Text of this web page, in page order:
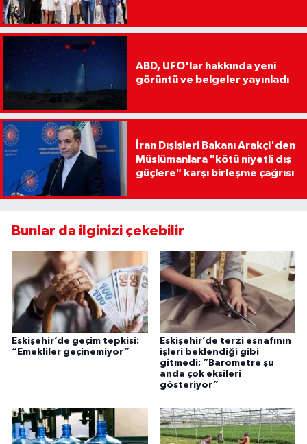
ABD, UFO'lar hakkında yeni
görüntü ve belgeler yayınladı
İran Dışişleri Bakanı Arakçi'den
Müslümanlara "kötü niyetli dış
güçlere" karşı birleşme çağrısı
Bunlar da ilginizi çekebilir
Eskişehir’de geçim tepkisi:
“Emekliler geçinemiyor”
Eskişehir’de terzi esnafının
işleri beklendiği gibi
gitmedi: “Barometre şu
anda çok eksileri
gösteriyor”